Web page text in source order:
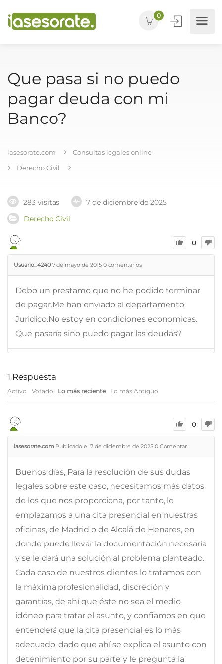
0
Que pasa si no puedo
pagar deuda con mi
Banco?
iasesorate.com
Consultas legales online
Derecho Civil
283 visitas
7 de diciembre de 2025
Derecho Civil
0
Usuario_4240 7 de mayo de 2015 0 comentarios
Debo un prestamo que no he podido terminar
de pagar.Me han enviado al departamento
Juridico.No estoy en condiciones economicas.
Que pasaría sino puedo pagar las deudas?
1 Respuesta
Activo Votado Lo más reciente Lo más Antiguo
0
iasesorate.com Publicado el 7 de diciembre de 2025 0 Comentar
Buenos días, Para la resolución de sus dudas
legales sobre este caso, necesitamos más datos
de los que nos proporciona, por tanto, le
emplazamos a una cita presencial en nuestras
oficinas, de Madrid o de Alcalá de Henares, en
donde puede llevar la documentación necesaria
y se le dará una solución al problema planteado.
Cada caso de nuestros clientes lo tratamos con
la máxima profesionalidad, discreción y
garantías, de ahí que éste no sea el medio
idóneo para tratar el asunto, y confiamos en que
entenderá que la cita presencial es lo más
adecuado, dado que ahí se explica el asunto con
detenimiento por su parte y le pregunta la